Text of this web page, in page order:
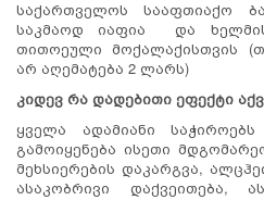
საქართველოს სააფთიაქო
საკმაოდ იაფია და
თითოეული მოქალაქისთვის
არ აღემატება 2 ლარს)
კიდევ რა დადებითი ეფექტი
ყველა ადამიანი
გამოიყენება ისეთი
მეხსიერების დაკარგვა,
ასაკობრივი დაქვეითება,